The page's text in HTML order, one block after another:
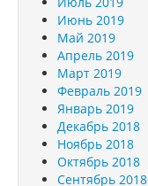
Июнь 2019
Май 2019
Апрель 2019
Март 2019
Февраль 2019
Январь 2019
Декабрь 2018
Ноябрь 2018
Октябрь 2018
Сентябрь 2018